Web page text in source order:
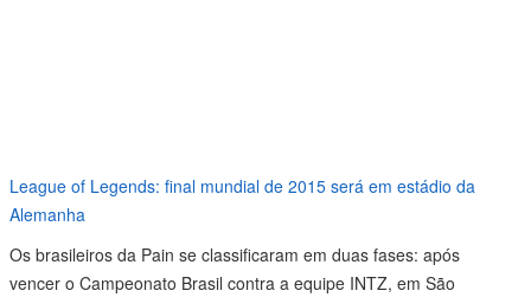
League of Legends: final mundial de 2015 será em estádio da
Alemanha
Os brasileiros da Pain se classificaram em duas fases: após
vencer o Campeonato Brasil contra a equipe INTZ, em São